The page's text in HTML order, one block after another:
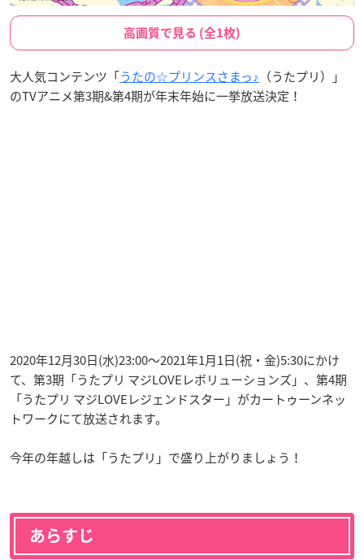
高画質で見る (全1枚)
大人気コンテンツ「うたの☆プリンスさまっ♪ （うたプリ）」
のTVアニメ第3期&第4期が年末年始に一挙放送決定！
2020年12月30日(水)23:00〜2021年1月1日(祝・金)5:30にかけ
て、第3期「うたプリ マジLOVEレボリューションズ」、第4期
「うたプリ マジLOVEレジェンドスター」がカートゥーンネッ
トワークにて放送されます。
今年の年越しは「うたプリ」で盛り上がりましょう！
あらすじ